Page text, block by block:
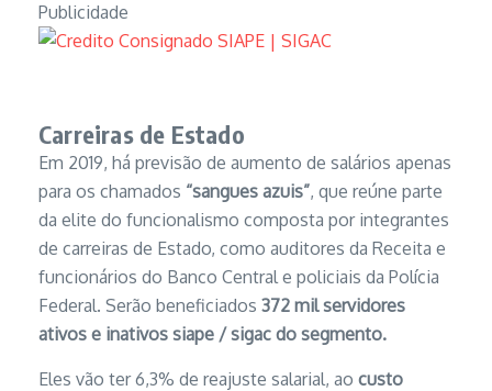
Publicidade
Carreiras de Estado
Em 2019, há previsão de aumento de salários apenas
para os chamados “sangues azuis”, que reúne parte
da elite do funcionalismo composta por integrantes
de carreiras de Estado, como auditores da Receita e
funcionários do Banco Central e policiais da Polícia
Federal. Serão beneficiados 372 mil servidores
ativos e inativos siape / sigac do segmento.
Eles vão ter 6,3% de reajuste salarial, ao custo